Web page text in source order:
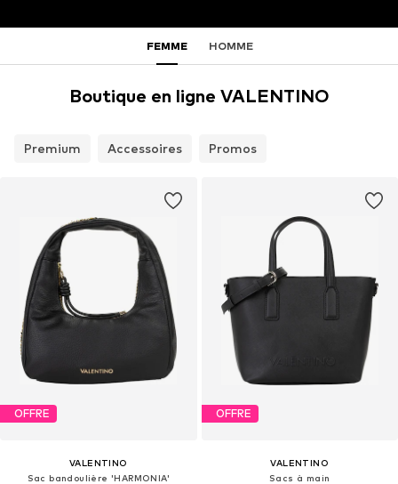
FEMME HOMME
Boutique en ligne VALENTINO
Premium Accessoires Promos
OFFRE
VALENTINO
Sac bandoulière 'HARMONIA'
OFFRE
VALENTINO
Sacs à main